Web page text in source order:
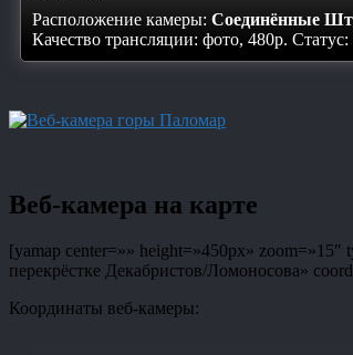
Расположение камеры: Соединённые
Качество трансляции: фото, 480p. Статус:
Веб-камера на карте
[yamap center=»» height=»450px»
перекрёстке Декабристов/Ломоносова»
Координаты веб-камеры: